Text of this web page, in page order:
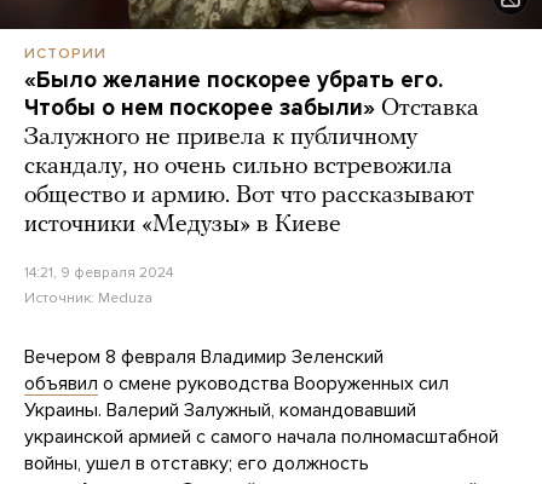
ИСТОРИИ
«Было желание поскорее убрать его.
Чтобы о нем поскорее забыли» Отставка
Залужного не привела к публичному
скандалу, но очень сильно встревожила
общество и армию. Вот что рассказывают
источники «Медузы» в Киеве
14:21, 9 февраля 2024
Источник: Meduza
Вечером 8 февраля Владимир Зеленский
объявил о смене руководства Вооруженных сил
Украины. Валерий Залужный, командовавший
украинской армией с самого начала полномасштабной
войны, ушел в отставку; его должность